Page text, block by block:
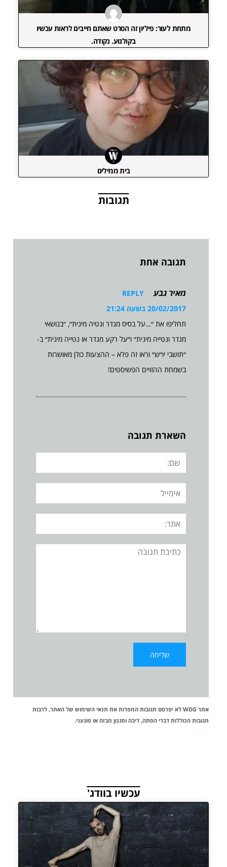
מתחת לעור: פיליון זה הסרט שאתם חייבים לראות עכשיו
בקולנוע. נקודה.
בית ממילים
תגובות
תגובה אחת
מאיר גבע
REPLY
20/02/2017 בשעה 21:24
תחליפו את ״…על בסיס מגדר ונטיה מינית״, ״בנושאי
מגדר ונטייה מינית״ ו״על רקע מגדר או נטייה מינית״ ב-
״תושבי יו״ש״ וראו זה פלא – ההצעות כולן מאושרות
בשמחת ההזויים הפשיסטים!
השארת תגובה
שם:
אימייל
אתר:
תגובה
אתר WDG לא יפרסם תגובות המפרות את תנאי השימוש של האתר, לרבות
תגובות הכוללות דברי הסתה, דיבה וסגנון מבזה או פוגעני.
עכשיו בוודג'